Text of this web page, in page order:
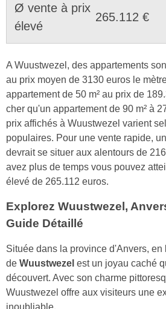
Ø vente à prix
élevé
265.112 €
A Wuustwezel, des appartements
au prix moyen de 3130 euros le
appartement de 50 m² au prix de
cher qu'un appartement de 90 m² à
prix affichés à Wuustwezel varient
populaires. Pour une vente rapide,
devrait se situer aux alentours de
avez plus de temps vous pouvez
élevé de 265.112 euros.
Explorez Wuustwezel,
Guide Détaillé
Située dans la province d'Anvers, en
de Wuustwezel est un joyau caché
découvert. Avec son charme
Wuustwezel offre aux visiteurs une
inoubliable.